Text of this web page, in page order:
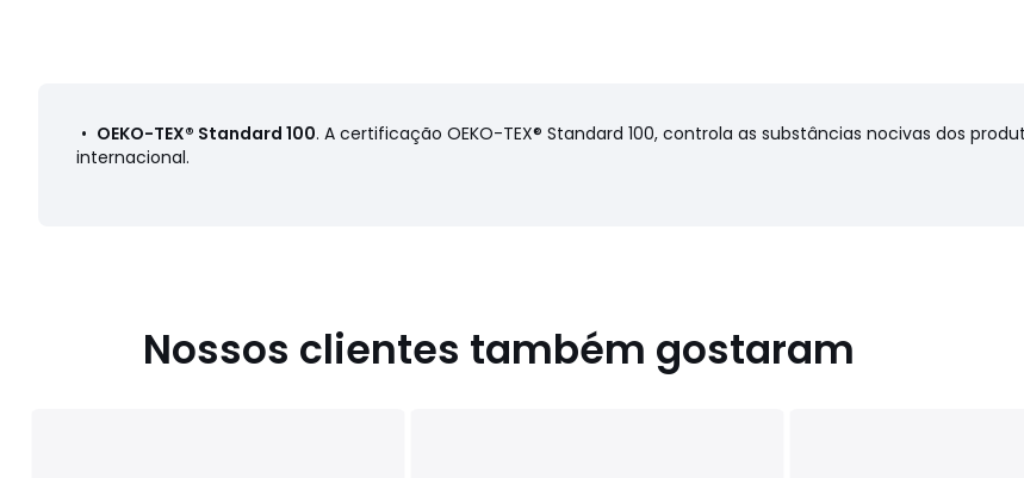
• OEKO-TEX® Standard 100. A certificação OEKO-TEX® Standard 100, controla as substâncias nocivas dos
internacional.
Nossos clientes também gostaram